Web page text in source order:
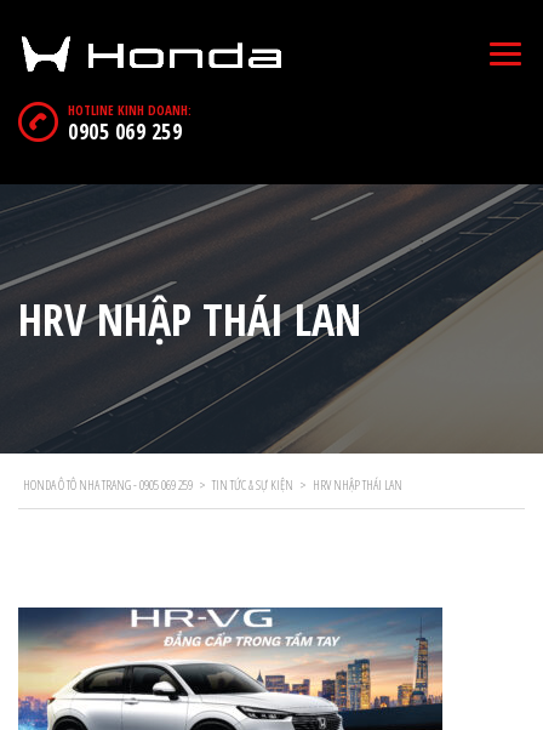
HOTLINE KINH DOANH:
0905 069 259
HRV NHẬP THÁI LAN
HONDA Ô TÔ NHA TRANG - 0905 069 259 > TIN TỨC & SỰ KIỆN > HRV NHẬP THÁI LAN